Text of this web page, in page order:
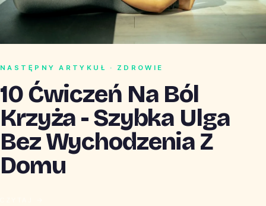
NASTĘPNY ARTYKUŁ · ZDROWIE
10 Ćwiczeń Na Ból
Krzyża - Szybka Ulga
Bez Wychodzenia Z
Domu